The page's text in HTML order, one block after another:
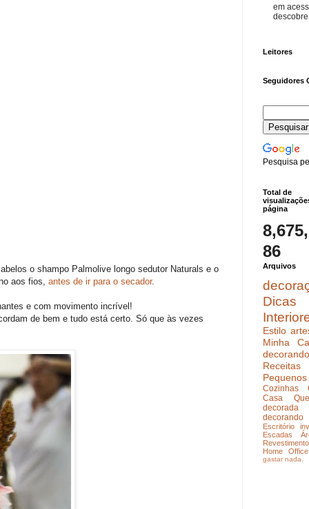
o shampo Palmolive longo sedutor Naturals e o
aos fios, antes de ir para o secador.
e com movimento incrível!
de bem e tudo está certo. Só que às vezes
em
Leitores
Seguidores
Pesquisa
Total de
página
86
Arquivos
Dicas
Estilo
Minha
Receitas
Cozinhas
Casa
decorada
Escritório
Escadas
Revestimento
Home Office
gastar nada.